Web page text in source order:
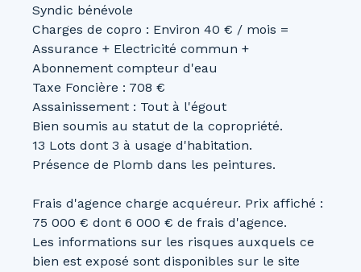
Syndic bénévole
Charges de copro : Environ 40 € / mois =
Assurance + Electricité commun +
Abonnement compteur d'eau
Taxe Foncière : 708 €
Assainissement : Tout à l'égout
Bien soumis au statut de la copropriété.
13 Lots dont 3 à usage d'habitation.
Présence de Plomb dans les peintures.
Frais d'agence charge acquéreur. Prix affiché :
75 000 € dont 6 000 € de frais d'agence.
Les informations sur les risques auxquels ce
bien est exposé sont disponibles sur le site